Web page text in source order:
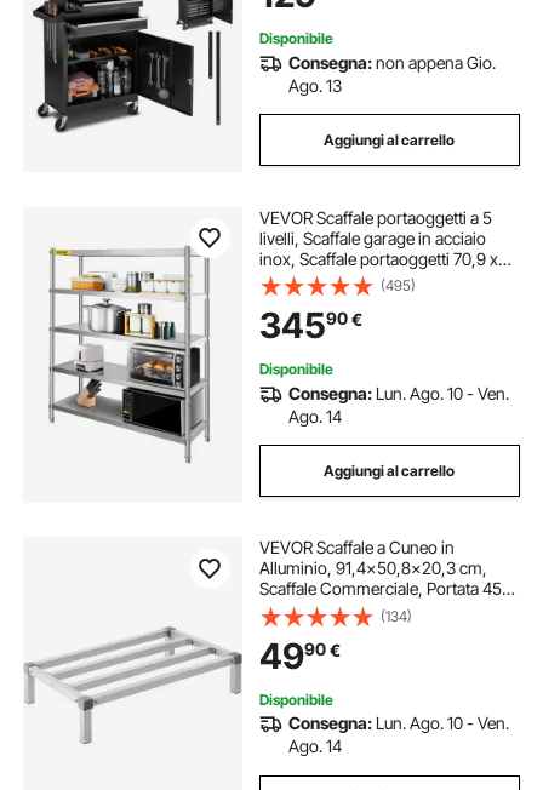
Disponibile
Consegna:non appena Gio.
Ago. 13
Aggiungi al carrello
VEVOR Scaffale portaoggetti a 5
livelli, Scaffale garage in acciaio
inox, Scaffale portaoggetti 70,9 x
17,7 x 70,9 pollici, Capacità totale
1650 libbre con altezza regolabile
(495)
34590€
Disponibile
Consegna: Lun. Ago. 10 - Ven.
Ago. 14
Aggiungi al carrello
VEVOR Scaffale a Cuneo in
Alluminio, 91,4x50,8x20,3 cm,
Scaffale Commerciale, Portata 454
kg, Montaggio Facile, Scaffale per
Conservazione Alimenti a
Pavimento, in Ristoranti, Cucine,
Garage
(134)
4990€
Disponibile
Consegna: Lun. Ago. 10 - Ven.
Ago. 14